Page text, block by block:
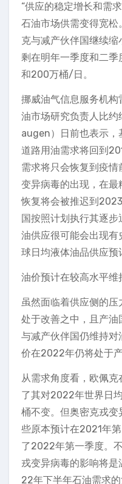
“供应的稳定增长和需
石油市场供需变得宽松
克与减产伙伴国继续
剩在明年一季度和二
和200万桶/日。
挪威油气信息服务机
油市场研究负责人比
augen）日前也表示
道路用油需求将回到
需求将只会恢复到疫
变异病毒的出现，在
恢复将会被推迟到
国按照计划执行其逐
油供应很可能会出现
球日均液体油品供应
油价预计在较高水平维
虽然面临着供应侧的
处于改善之中，且产
与减产伙伴国仍维持
价在2022年仍将处于
从需求角度看，欧佩
了其对2022年世界日
桶不变。但奥密克戎
些原本预计在2021年
了2022年第一季度。
戎变异病毒的影响将
22年下半年石油需求的